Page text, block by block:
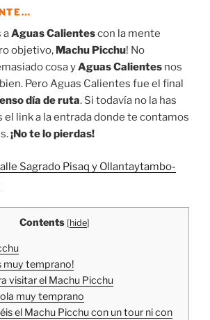
aAguas Calientescon la mente
objetivo, Machu Picchu! No
cosa yAguas Calientes nos
Pero Aguas Calientes fue el final
día de ruta. Si todavía no la has
el link a la entrada donde te contamos
¡No te lo pierdas!
Sagrado Pisaq y Ollantaytambo-
Contents [hide]
muy temprano!
visitar el Machu Picchu
muy temprano
el Machu Picchu con un tour ni con